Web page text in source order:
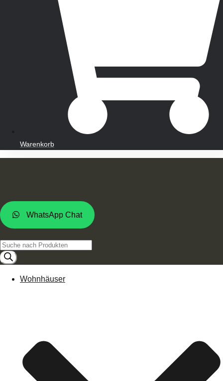
Warenkorb
WhatsApp Chat
Products
search
Wohnhäuser